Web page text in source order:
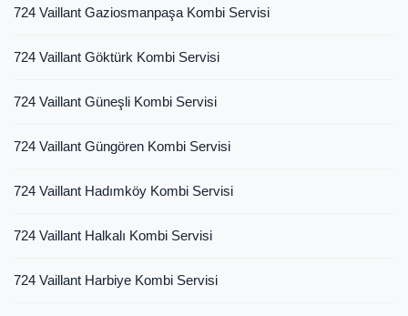
724 Vaillant Gaziosmanpaşa Kombi Servisi
724 Vaillant Göktürk Kombi Servisi
724 Vaillant Güneşli Kombi Servisi
724 Vaillant Güngören Kombi Servisi
724 Vaillant Hadımköy Kombi Servisi
724 Vaillant Halkalı Kombi Servisi
724 Vaillant Harbiye Kombi Servisi